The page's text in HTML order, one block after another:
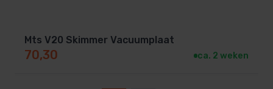
Mts V20 Skimmer Vacuumplaat
70,30 ca. 2 weken